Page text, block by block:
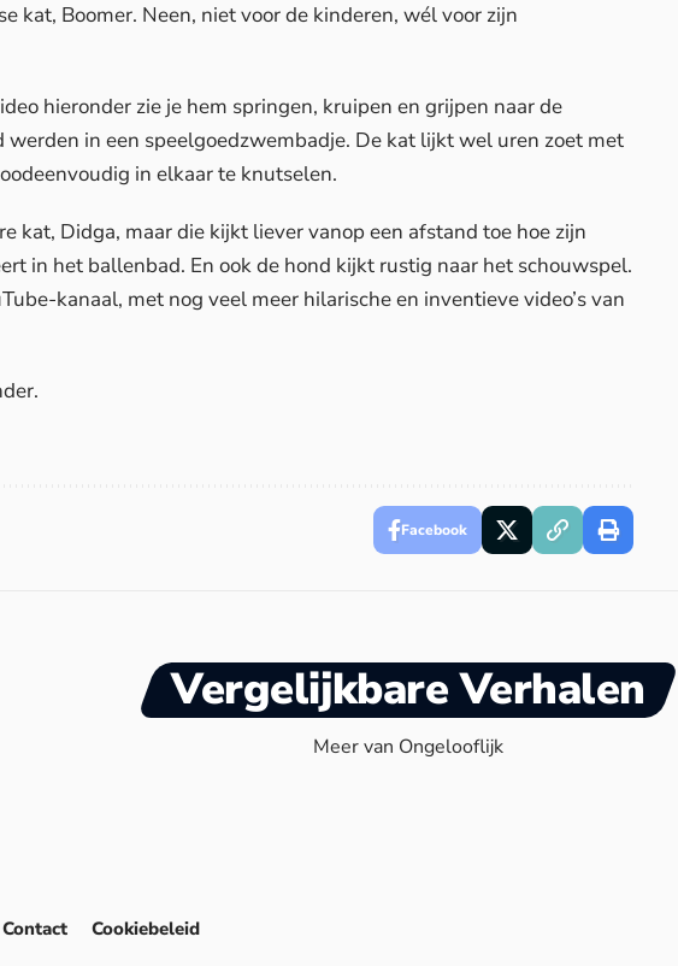
kat, Boomer. Neen, niet voor de kinderen, wél voor zijn
hieronder zie je hem springen, kruipen en grijpen naar de
in een speelgoedzwembadje. De kat lijkt wel uren zoet met
in elkaar te knutselen.
kat, Didga, maar die kijkt liever vanop een afstand toe hoe zijn
in het ballenbad. En ook de hond kijkt rustig naar het schouwspel.
kanaal, met nog veel meer hilarische en inventieve video’s van
Facebook
Vergelijkbare Verhalen
Meer van Ongelooflijk
Contact Cookiebeleid